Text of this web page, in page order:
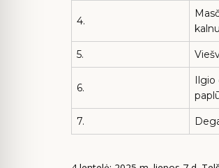
4.
kalnu
5.
6.
Ilgio
7.